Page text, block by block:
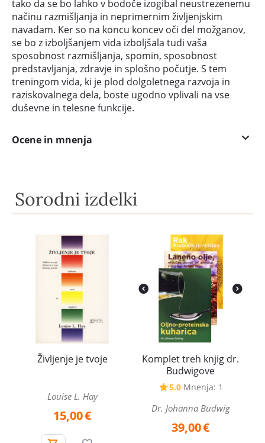
tako da se bo lahko v bodoče izogibal neustrezenemu
načinu razmišljanja in neprimernim življenjskim
navadam. Ker so na koncu koncev oči del možganov,
se bo z izboljšanjem vida izboljšala tudi vaša
sposobnost razmišljanja, spomin, sposobnost
predstavljanja, zdravje in splošno počutje. S tem
treningom vida, ki je plod dolgoletnega razvoja in
raziskovalnega dela, boste ugodno vplivali na vse
duševne in telesne funkcije.
Ocene in mnenja
Sorodni izdelki
Življenje je tvoje
Louise L. Hay
15,00€
Komplet treh knjig dr.
Budwigove
5.0 Mnenja: 1
Dr. Johanna Budwig
39,00€